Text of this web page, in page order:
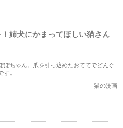
姉犬にかまってほしい猫さん
ちゃん。爪を引っ込めたおててでどんぐ
。
猫の漫画